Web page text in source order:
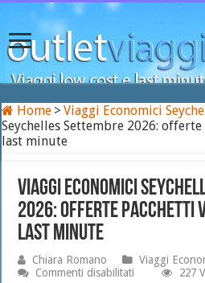
Home > Viaggi Economici
Seychelles Settembre 2026:
last minute
Viaggi Economici
2026: offerte Pacchetti
last minute
Chiara Romano
Viaggi
Commenti disabilitati
227